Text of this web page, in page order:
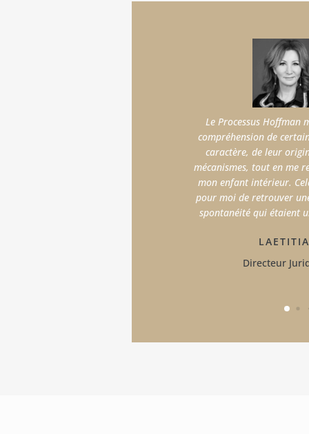
Le Processus Hoffman
compréhension de
caractère, de leur
mécanismes, tout en me
mon enfant intérieur.
pour moi de retrouver
spontanéité qui étaient
Directeur